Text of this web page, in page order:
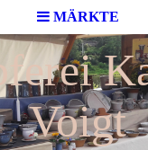
MÄRKTE
Voigt